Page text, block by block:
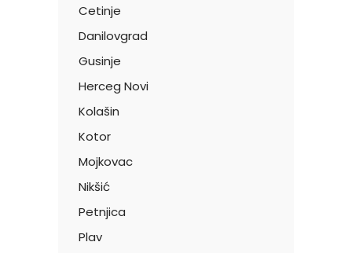
Cetinje
Danilovgrad
Gusinje
Herceg Novi
Kolašin
Kotor
Mojkovac
Nikšić
Petnjica
Plav